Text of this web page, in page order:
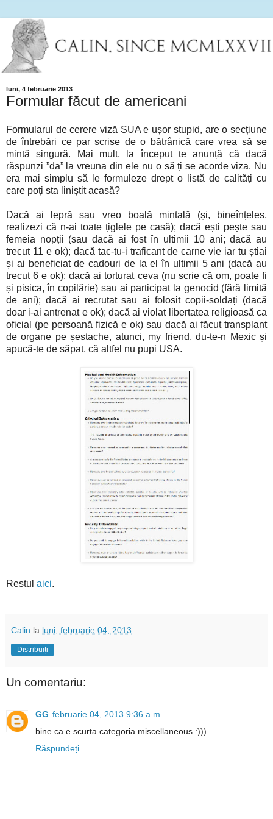
luni, 4 februarie 2013
Formular făcut de americani
Formularul de cerere viză SUA e ușor stupid, are o secțiune
de întrebări ce par scrise de o bătrânică care vrea să se
mintă singură. Mai mult, la început te anunță că dacă
răspunzi ”da” la vreuna din ele nu o să ți se acorde viza. Nu
era mai simplu să le formuleze drept o listă de calități cu
care poți sta liniștit acasă?
Dacă ai lepră sau vreo boală mintală (și, bineînțeles,
realizezi că n-ai toate țiglele pe casă); dacă ești pește sau
femeia nopții (sau dacă ai fost în ultimii 10 ani; dacă au
trecut 11 e ok); dacă tac-tu-i traficant de carne vie iar tu știai
și ai beneficiat de cadouri de la el în ultimii 5 ani (dacă au
trecut 6 e ok); dacă ai torturat ceva (nu scrie că om, poate fi
și pisica, în copilărie) sau ai participat la genocid (fără limită
de ani); dacă ai recrutat sau ai folosit copii-soldați (dacă
doar i-ai antrenat e ok); dacă ai violat libertatea religioasă ca
oficial (pe persoană fizică e ok) sau dacă ai făcut transplant
de organe pe șestache, atunci, my friend, du-te-n Mexic și
apucă-te de săpat, că altfel nu pupi USA.
Restul aici.
Calin la luni, februarie 04, 2013
Distribuiți
Un comentariu:
GG februarie 04, 2013 9:36 a.m.
bine ca e scurta categoria miscellaneous :)))
Răspundeți